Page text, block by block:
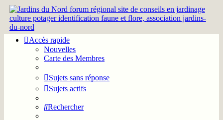
Accès rapide
Nouvelles
Carte des Membres
Sujets sans réponse
Sujets actifs
Rechercher